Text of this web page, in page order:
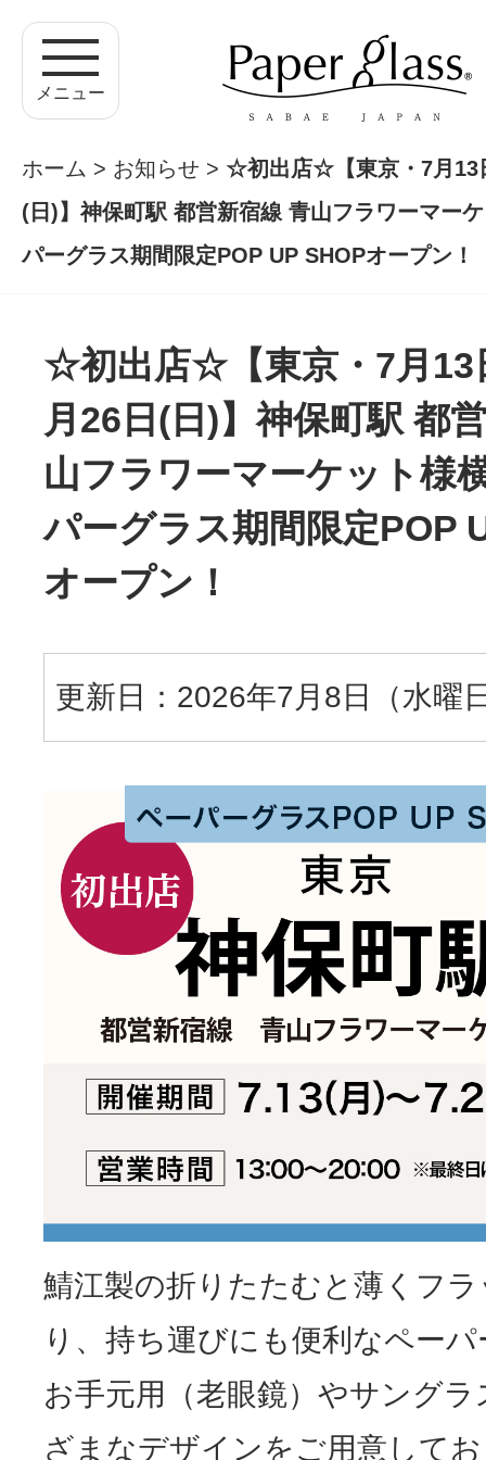
メニュー
ホーム > お知らせ > ☆初出店☆【東京・7月13
(日)】神保町駅 都営新宿線 青山フラワーマー
パーグラス期間限定POP UP SHOPオープン！
☆初出店☆【東京・7月13
月26日(日)】神保町駅 都
山フラワーマーケット様
パーグラス期間限定POP
オープン！
更新日：2026年7月8日（水曜
鯖江製の折りたたむと薄くフ
り、持ち運びにも便利なペー
お手元用（老眼鏡）やサング
ざまなデザインをご用意して